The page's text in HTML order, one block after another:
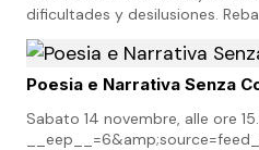
dificultades y desilusiones.
Poesia e Narrativa Senza
Sabato 14 novembre, alle ore